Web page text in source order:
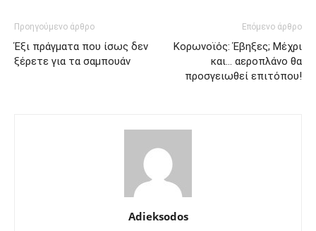
Προηγούμενο άρθρο
Έξι πράγματα που ίσως δεν
ξέρετε για τα σαμπουάν
Επόμενο άρθρο
Κορωνοϊός: Έβηξες; Μέχρι
και… αεροπλάνο θα
προσγειωθεί επιτόπου!
Adieksodos